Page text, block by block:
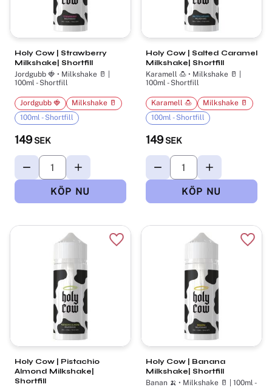
Holy Cow | Strawberry
Milkshake| Shortfill
Jordgubb 🍓 • Milkshake 🥛 |
100ml - Shortfill
149 SEK
Jordgubb 🍓
Milkshake 🥛
100ml - Shortfill
Holy Cow | Salted Caramel
Milkshake| Shortfill
Karamell 🍮 • Milkshake 🥛 |
100ml - Shortfill
149 SEK
Karamell 🍮
Milkshake 🥛
100ml - Shortfill
Holy Cow | Pistachio
Almond Milkshake|
Shortfill
Lägg till i favoriter
Holy Cow | Banana
Milkshake| Shortfill
Banan 🍌 • Milkshake 🥛 | 100ml -